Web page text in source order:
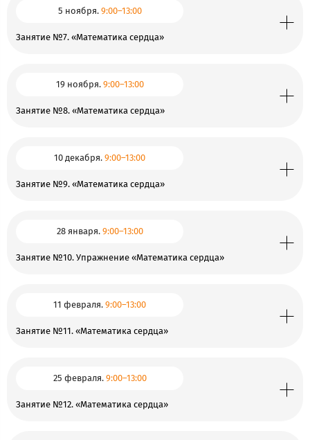
5 ноября.9:00–13:00
Занятие №7. «Математика сердца»
19 ноября.9:00–13:00
Занятие №8. «Математика сердца»
10 декабря. 9:00–13:00
Занятие №9. «Математика сердца»
28 января.9:00–13:00
Занятие №10. Упражнение «Математика сердца»
11 февраля. 9:00–13:00
Занятие №11. «Математика сердца»
25 февраля.9:00–13:00
Занятие №12. «Математика сердца»